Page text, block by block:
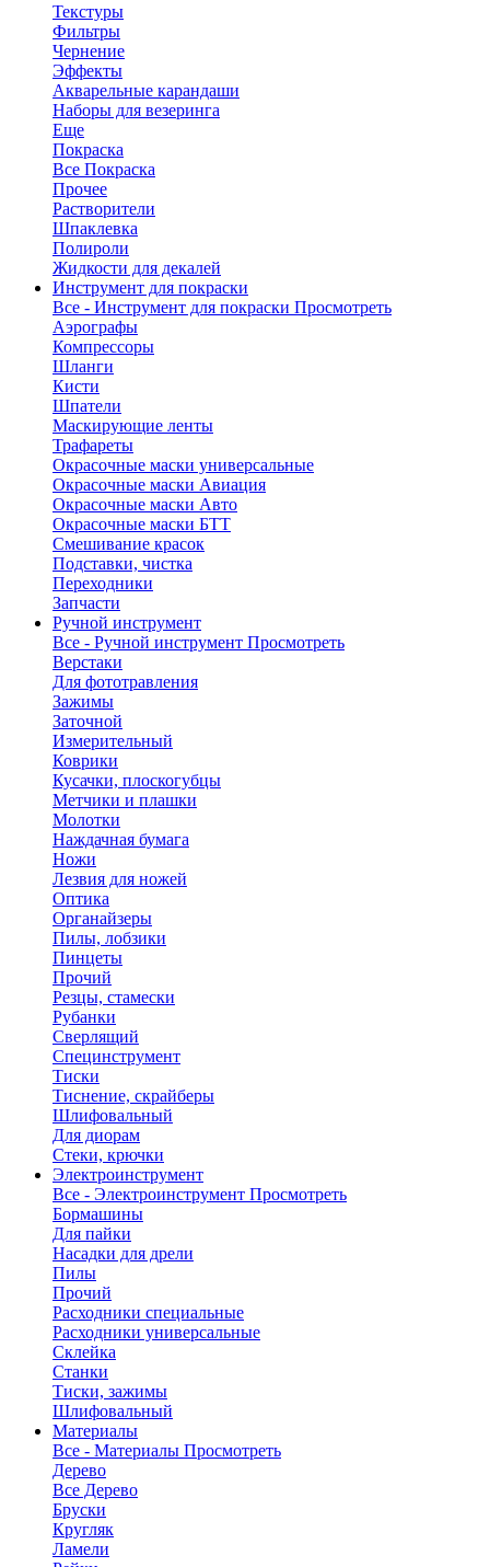
Текстуры
Фильтры
Чернение
Эффекты
Акварельные карандаши
Наборы для везеринга
Еще
Покраска
Все Покраска
Прочее
Растворители
Шпаклевка
Полироли
Жидкости для декалей
Инструмент для покраски
Все - Инструмент для покраски Просмотреть
Аэрографы
Компрессоры
Шланги
Кисти
Шпатели
Маскирующие ленты
Трафареты
Окрасочные маски универсальные
Окрасочные маски Авиация
Окрасочные маски Авто
Окрасочные маски БТТ
Смешивание красок
Подставки, чистка
Переходники
Запчасти
Ручной инструмент
Все - Ручной инструмент Просмотреть
Верстаки
Для фототравления
Зажимы
Заточной
Измерительный
Коврики
Кусачки, плоскогубцы
Метчики и плашки
Молотки
Наждачная бумага
Ножи
Лезвия для ножей
Оптика
Органайзеры
Пилы, лобзики
Пинцеты
Прочий
Резцы, стамески
Рубанки
Сверлящий
Специнструмент
Тиски
Тиснение, скрайберы
Шлифовальный
Для диорам
Стеки, крючки
Электроинструмент
Все - Электроинструмент Просмотреть
Бормашины
Для пайки
Насадки для дрели
Пилы
Прочий
Расходники специальные
Расходники универсальные
Склейка
Станки
Тиски, зажимы
Шлифовальный
Материалы
Все - Материалы Просмотреть
Дерево
Все Дерево
Бруски
Кругляк
Ламели